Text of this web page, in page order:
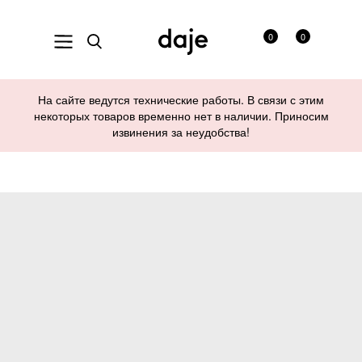
0
0
На сайте ведутся технические работы. В связи с этим
некоторых товаров временно нет в наличии. Приносим
извинения за неудобства!